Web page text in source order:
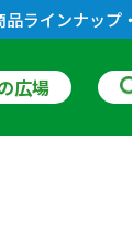
品ラインナップ
広場